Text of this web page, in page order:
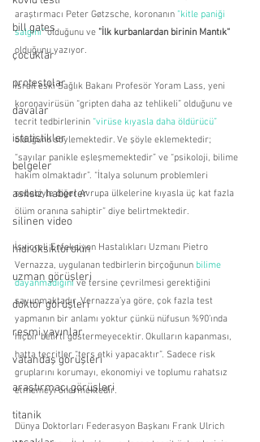
bill gates
çocuklar
protestolar
davalar
istatistikler
belgeler
asılsız haberler
silinen video
hidroksiklorokin
uzman görüşleri
doktor görüşleri
resmi yayınlar
vatandaş görüşleri
araştırmacı görüşleri
titanik
araştırmacı Peter Gøtzsche, koronanın ”kitle paniği
salgını“ olduğunu ve ”İlk kurbanlardan birinin Mantık“
olduğunu yazıyor.
İsrail eski Sağlık Bakanı Profesör Yoram Lass, yeni
koronavirüsün “gripten daha az tehlikeli” olduğunu ve
tecrit tedbirlerinin “virüse kıyasla daha öldürücü”
olduğunu söylemektedir. Ve şöyle eklemektedir;
“sayılar panikle eşleşmemektedir” ve “psikoloji, bilime
hakim olmaktadır”. “İtalya solunum problemleri
sebebiyle diğer Avrupa ülkelerine kıyasla üç kat fazla
ölüm oranına sahiptir” diye belirtmektedir.
İsviçreli Enfeksiyon Hastalıkları Uzmanı Pietro
Vernazza, uygulanan tedbirlerin birçoğunun bilime
dayanmadığını ve tersine çevrilmesi gerektiğini
savunmaktadır. Vernazza’ya göre, çok fazla test
yapmanın bir anlamı yoktur çünkü nüfusun %90’ında
hiçbir belirti göstermeyecektir. Okulların kapanması,
hatta tecritler “ters etki yapacaktır”. Sadece risk
gruplarını korumayı, ekonomiyi ve toplumu rahatsız
etmemeyi önermektedir.
Dünya Doktorları Federasyon Başkanı Frank Ulrich